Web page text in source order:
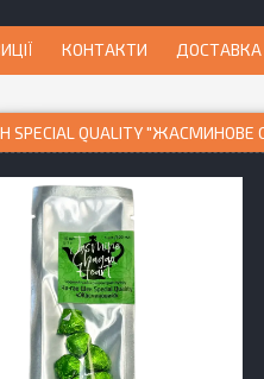
КОНТАКТИ
SPECIAL QUALITY "ЖАСМИНОВЕ